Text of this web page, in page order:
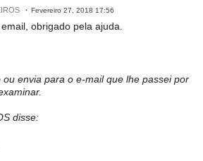
Fevereiro 27, 2018 17:56
obrigado pela ajuda.
envia para o e-mail que lhe passei por
disse: